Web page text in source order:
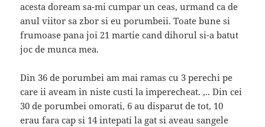
acesta doream sa-mi cumpar un ceas, urmand ca de
anul viitor sa zbor si eu porumbeii. Toate bune si
frumoase pana joi 21 martie cand dihorul si-a batut
joc de munca mea.
Din 36 de porumbei am mai ramas cu 3 perechi pe
care ii aveam in niste custi la imperecheat. ,.. Din cei
30 de porumbei omorati, 6 au disparut de tot, 10
erau fara cap si 14 intepati la gat si aveau sangele